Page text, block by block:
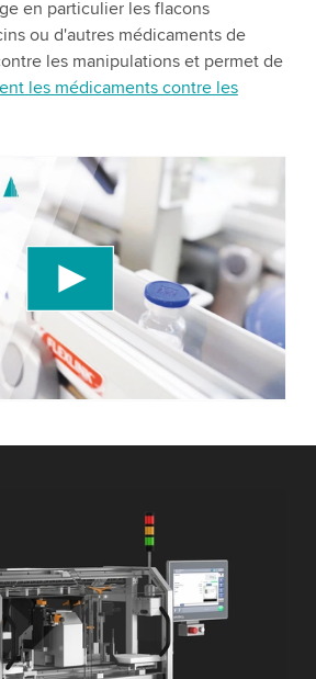
en particulier les flacons
ou d'autres médicaments de
les manipulations et permet de
les médicaments contre les
to load the YouTube
service to embed video
collect data about your activity.
details and accept the service
More information